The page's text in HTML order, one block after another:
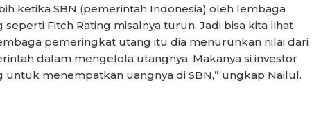
ketika SBN (pemerintah Indonesia) oleh lembaga
Fitch Rating misalnya turun. Jadi bisa kita lihat
pemeringkat utang itu dia menurunkan nilai dari
dalam mengelola utangnya. Makanya si investor
menempatkan uangnya di SBN,” ungkap Nailul.